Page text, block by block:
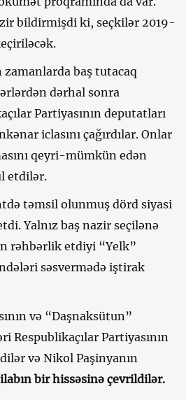
bildirmişdi ki, seçkilər 2019-
zamanlarda baş tutacaq
dərhal sonra
Partiyasının deputatları
iclasını çağırdılar. Onlar
qeyri-mümkün edən
etdilər.
təmsil olunmuş dörd siyasi
Yalnız baş nazir seçilənə
rəhbərlik etdiyi “Yelk”
səsvermədə iştirak
və “Daşnaksütun”
Respublikaçılar Partiyasının
və Nikol Paşinyanın
bir hissəsinə çevrildilər.